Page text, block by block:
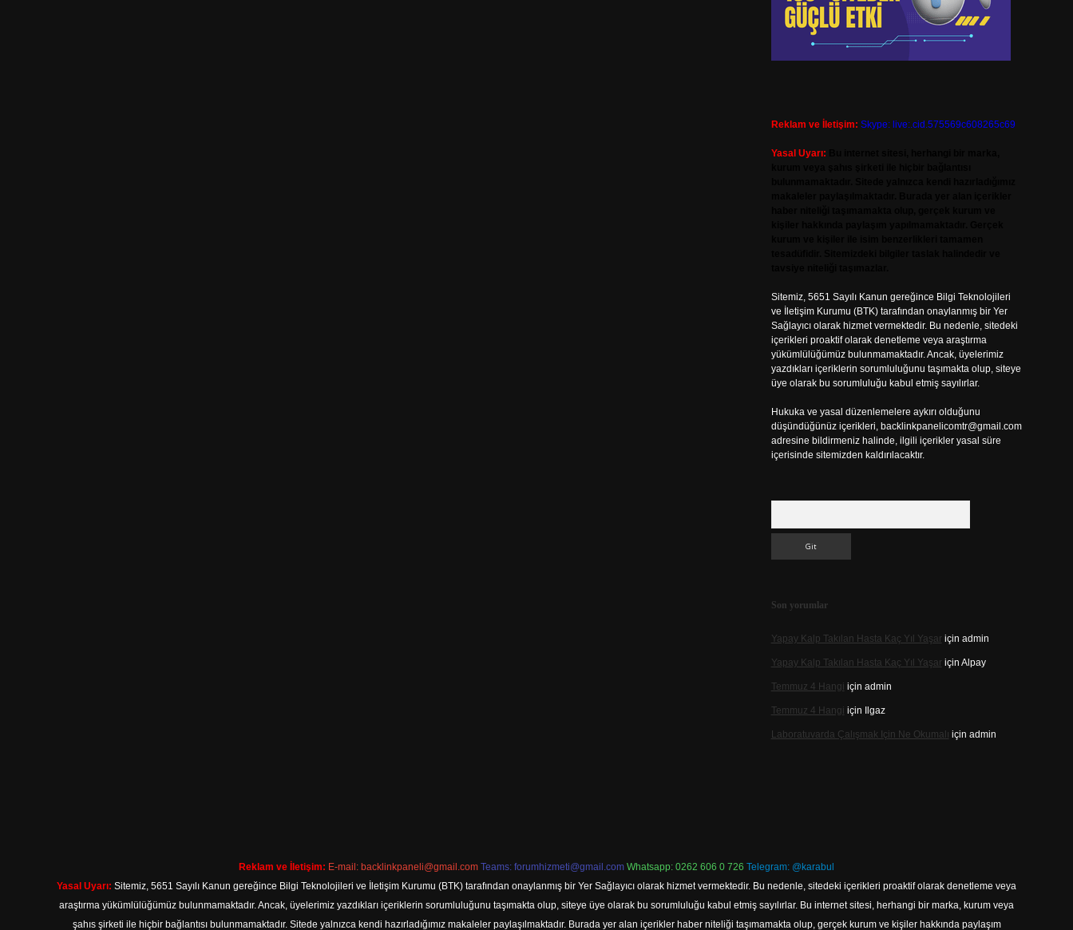
Reklam ve İletişim: Skype: live:.cid.575569c608265c69
Yasal Uyarı:
Sitemiz, 5651 Sayılı Kanun gereğince Bilgi Teknolojileri
ve İletişim Kurumu (BTK) tarafından onaylanmış bir Yer
Sağlayıcı olarak hizmet vermektedir. Bu nedenle, sitedeki
içerikleri proaktif olarak denetleme veya araştırma
yükümlülüğümüz bulunmamaktadır. Ancak, üyelerimiz
yazdıkları içeriklerin sorumluluğunu taşımakta olup, siteye
üye olarak bu sorumluluğu kabul etmiş sayılırlar.
Hukuka ve yasal düzenlemelere aykırı olduğunu
düşündüğünüz içerikleri, backlinkpanelicomtr@gmail.com
adresine bildirmeniz halinde, ilgili içerikler yasal süre
içerisinde sitemizden kaldırılacaktır.
Son yorumlar
Yapay Kalp Takılan Hasta Kaç Yıl Yaşariçin admin
Yapay Kalp Takılan Hasta Kaç Yıl Yaşariçin Alpay
Temmuz 4 Hangi için admin
Temmuz 4 Hangi için Ilgaz
Laboratuvarda Çalışmak Için Ne Okumalı için admin
Reklam ve İletişim: E-mail: backlinkpaneli@gmail.com Teams: forumhizmeti@gmail.com Whatsapp: 0262 606 0 726 Telegram: @karabul
Yasal Uyarı: Sitemiz, 5651 Sayılı Kanun gereğince Bilgi Teknolojileri ve İletişim Kurumu (BTK) tarafından onaylanmış bir Yer Sağlayıcı olarak hizmet vermektedir. Bu nedenle, sitedeki içerikleri proaktif olarak denetleme veya
araştırma yükümlülüğümüz bulunmamaktadır. Ancak, üyelerimiz yazdıkları içeriklerin sorumluluğunu taşımakta olup, siteye üye olarak bu sorumluluğu kabul etmiş sayılırlar. Bu internet sitesi, herhangi bir marka, kurum veya
şahıs şirketi ile hiçbir bağlantısı bulunmamaktadır. Sitede yalnızca kendi hazırladığımız makaleler paylaşılmaktadır. Burada yer alan içerikler haber niteliği taşımamakta olup, gerçek kurum ve kişiler hakkında paylaşım